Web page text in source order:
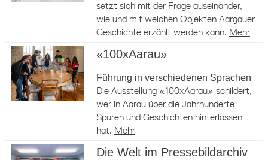
setzt sich mit der Frage auseinander,
wie und mit welchen Objekten Aargauer
Geschichte erzählt werden kann. Mehr
«100xAarau»
Führung in verschiedenen Sprachen
Die Ausstellung «100xAarau» schildert,
wer in Aarau über die Jahrhunderte
Spuren und Geschichten hinterlassen
hat. Mehr
Die Welt im Pressebildarchiv